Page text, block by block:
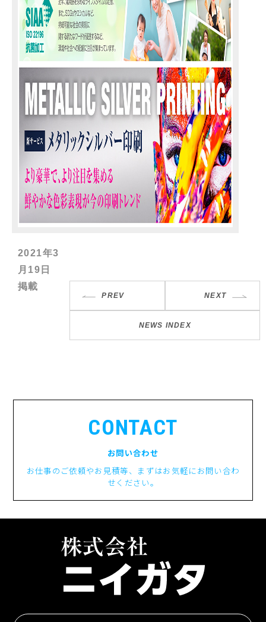
2021年3
月19日
掲載
PREV
NEWS INDEX
NEXT
CONTACT
お問い合わせ
お仕事のご依頼やお見積等、まずはお気軽にお問い合わ
せください。